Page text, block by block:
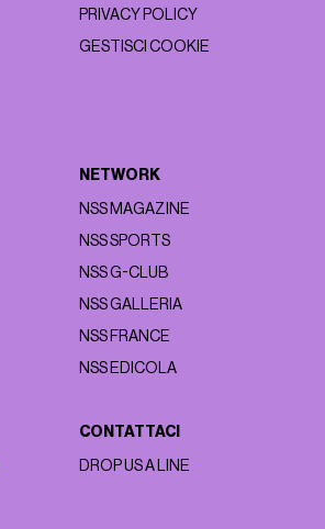
PRIVACY POLICY
GESTISCI COOKIE
NETWORK
NSS MAGAZINE
NSS SPORTS
NSS G-CLUB
NSS GALLERIA
NSS FRANCE
NSS EDICOLA
CONTATTACI
DROP US A LINE